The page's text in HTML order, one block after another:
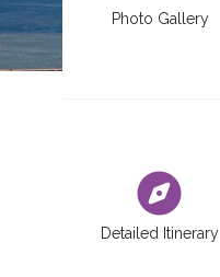
Photo Gallery
Detailed Itinerary